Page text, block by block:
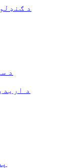
د
د
د